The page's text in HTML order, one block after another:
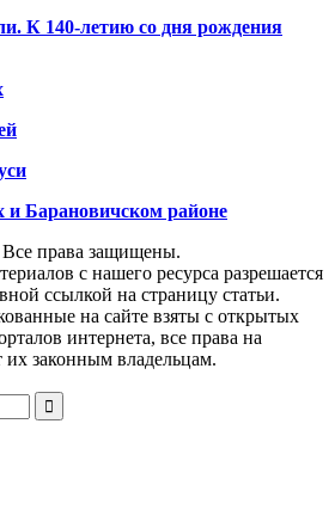
К 140-летию со дня рождения
и Барановичском районе
права защищены.
с нашего ресурса разрешается
ссылкой на страницу статьи.
на сайте взяты с открытых
интернета, все права на
их законным владельцам.